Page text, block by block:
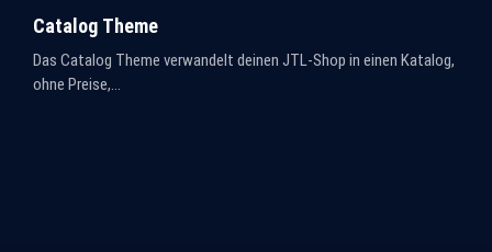
Catalog Theme
Das Catalog Theme verwandelt deinen JTL-Shop in einen Katalog,
ohne Preise,...